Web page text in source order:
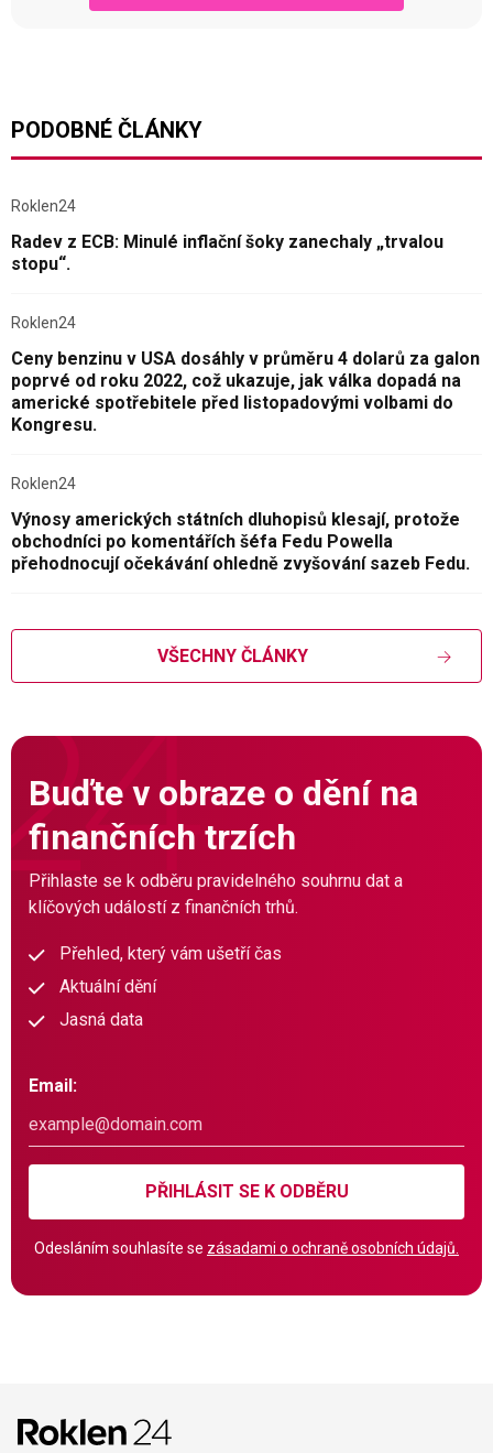
PODOBNÉ ČLÁNKY
Roklen24
Radev z ECB: Minulé inflační šoky zanechaly „trvalou
stopu“.
Roklen24
Ceny benzinu v USA dosáhly v průměru 4 dolarů za galon
poprvé od roku 2022, což ukazuje, jak válka dopadá na
americké spotřebitele před listopadovými volbami do
Kongresu.
Roklen24
Výnosy amerických státních dluhopisů klesají, protože
obchodníci po komentářích šéfa Fedu Powella
přehodnocují očekávání ohledně zvyšování sazeb Fedu.
VŠECHNY ČLÁNKY
Buďte v obraze o dění na
finančních trzích
Přihlaste se k odběru pravidelného souhrnu dat a
klíčových událostí z finančních trhů.
Přehled, který vám ušetří čas
Aktuální dění
Jasná data
Email:
PŘIHLÁSIT SE K ODBĚRU
Odesláním souhlasíte se zásadami o ochraně osobních údajů.